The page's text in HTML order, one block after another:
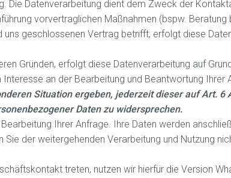
Die Datenverarbeitung dient dem Zweck der
vorvertraglichen Maßnahmen (bspw.
geschlossenen Vertrag betrifft, erfolgt diese
Gründen, erfolgt diese Datenverarbeitung auf
an der Bearbeitung und Beantwortung Ihrer
Situation ergeben, jederzeit dieser auf Art. 6
Daten zu widersprechen.
Ihrer Anfrage. Ihre Daten werden
der weitergehenden Verarbeitung und Nutzung
treten, nutzen wir hierfür die Version